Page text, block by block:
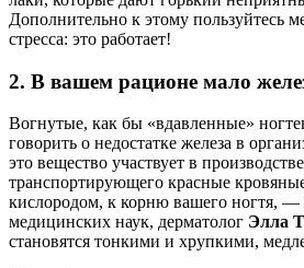
Дополнительно к этому пользуйтесь
стресса: это работает!
2. В вашем рационе мало
Вогнутые, как бы «вдавленные»
говорить о недостатке железа в
это вещество участвует в
транспортирующего красные
кислородом, к корню вашего ногтя, —
медицинских наук, дерматолог Элла
становятся тонкими и хрупкими,